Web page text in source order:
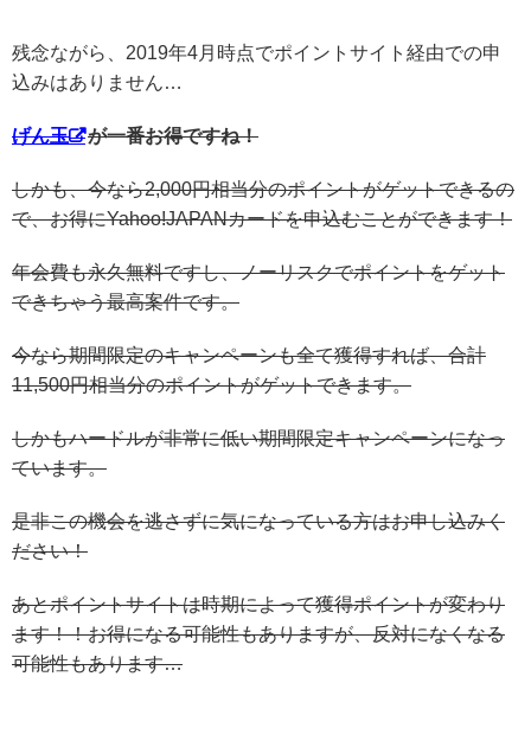
残念ながら、2019年4月時点でポイントサイト経由での申
込みはありません…
げん玉 が一番お得ですね！
しかも、今なら2,000円相当分のポイントがゲットできるの
で、お得にYahoo!JAPANカードを申込むことができます！
年会費も永久無料ですし、ノーリスクでポイントをゲット
できちゃう最高案件です。
今なら期間限定のキャンペーンも全て獲得すれば、合計
11,500円相当分のポイントがゲットできます。
しかもハードルが非常に低い期間限定キャンペーンになっ
ています。
是非この機会を逃さずに気になっている方はお申し込みく
ださい！
あとポイントサイトは時期によって獲得ポイントが変わり
ます！！お得になる可能性もありますが、反対になくなる
可能性もあります…